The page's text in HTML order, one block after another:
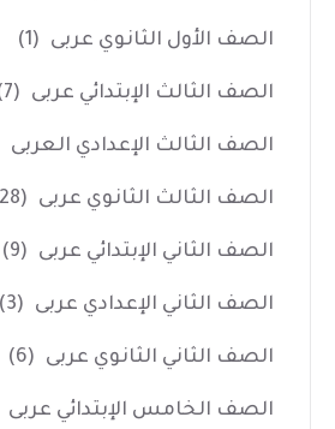
الصف الأول الثانوي عربى (1)
الصف الثالث الإبتدائي عربى (7)
الصف الثالث الإعدادي العربى
الصف الثالث الثانوي عربى (28)
الصف الثاني الإبتدائي عربى (9)
الصف الثاني الإعدادي عربى (3)
الصف الثاني الثانوي عربى (6)
الصف الخامس الإبتدائي عربى